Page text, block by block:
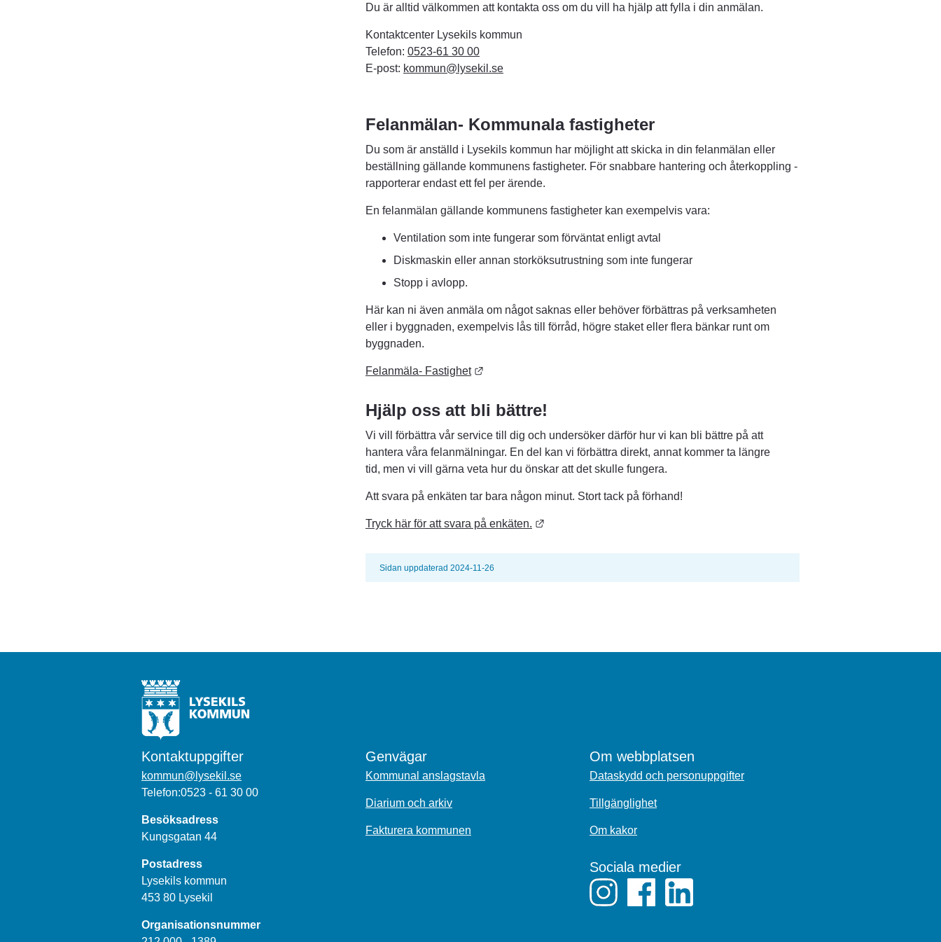
Du är alltid välkommen att kontakta oss om du vill ha hjälp att fylla i din anmälan.
Kontaktcenter Lysekils kommun
Telefon: 0523-61 30 00
E-post: kommun@lysekil.se
Felanmälan- Kommunala fastigheter
Du som är anställd i Lysekils kommun har möjlight att skicka in din felanmälan eller
beställning gällande kommunens fastigheter. För snabbare hantering och återkoppling -
rapporterar endast ett fel per ärende.
En felanmälan gällande kommunens fastigheter kan exempelvis vara:
Ventilation som inte fungerar som förväntat enligt avtal
Diskmaskin eller annan storköksutrustning som inte fungerar
Stopp i avlopp.
Här kan ni även anmäla om något saknas eller behöver förbättras på verksamheten
eller i byggnaden, exempelvis lås till förråd, högre staket eller flera bänkar runt om
byggnaden.
Felanmäla- Fastighet
Hjälp oss att bli bättre!
Vi vill förbättra vår service till dig och undersöker därför hur vi kan bli bättre på att
hantera våra felanmälningar. En del kan vi förbättra direkt, annat kommer ta längre
tid, men vi vill gärna veta hur du önskar att det skulle fungera.
Att svara på enkäten tar bara någon minut. Stort tack på förhand!
Tryck här för att svara på enkäten.
Sidan uppdaterad 2024-11-26
Kontaktuppgifter
kommun@lysekil.se
Telefon:0523 - 61 30 00
Besöksadress
Kungsgatan 44
Postadress
Lysekils kommun
453 80 Lysekil
Organisationsnummer
Genvägar
Kommunal anslagstavla
Diarium och arkiv
Fakturera kommunen
Om webbplatsen
Dataskydd och personuppgifter
Tillgänglighet
Om kakor
Sociala medier